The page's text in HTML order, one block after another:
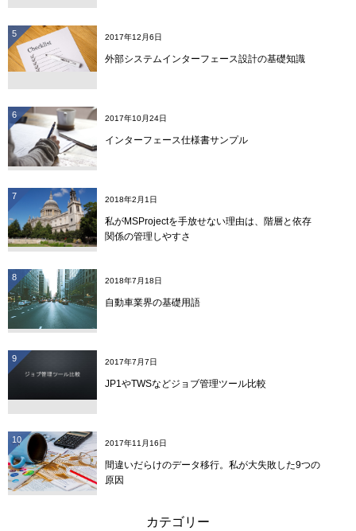
5 2017年12月6日
外部システムインターフェース設計の基礎知識
6 2017年10月24日
インターフェース仕様書サンプル
7 2018年2月1日
私がMSProjectを手放せない理由は、階層と依存
関係の管理しやすさ
8 2018年7月18日
自動車業界の基礎用語
9 2017年7月7日
JP1やTWSなどジョブ管理ツール比較
10 2017年11月16日
間違いだらけのデータ移行。私が大失敗した9つの
原因
カテゴリー